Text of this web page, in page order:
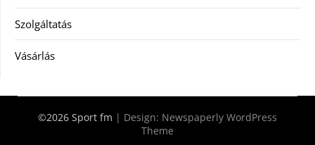
Szolgáltatás
Vásárlás
©2026 Sport fm | Design: Newspaperly WordPress
Theme